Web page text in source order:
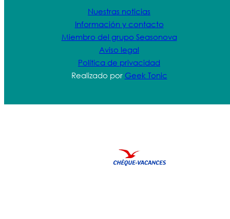
Nuestras noticias
Información y contacto
Miembro del grupo Seasonova
Aviso legal
Política de privacidad
Realizado por Geek Tonic